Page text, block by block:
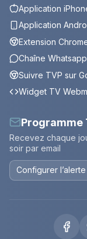
Application
Application
Extension
Chaîne Whatsapp
Suivre TVP sur
Widget TV
Programme
Recevez chaque
soir par email
Configurer l’alerte